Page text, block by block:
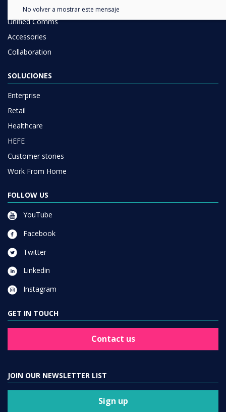
Software
Unified Comms
Accessories
Collaboration
SOLUCIONES
Enterprise
Retail
Healthcare
HEFE
Customer stories
Work From Home
FOLLOW US
YouTube
Facebook
Twitter
Linkedin
Instagram
GET IN TOUCH
Contact us
JOIN OUR NEWSLETTER LIST
Sign up
No volver a mostrar este mensaje